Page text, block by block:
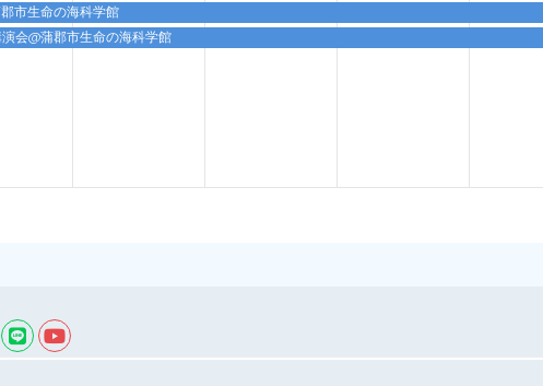
市生命の海科学館
会@蒲郡市生命の海科学館